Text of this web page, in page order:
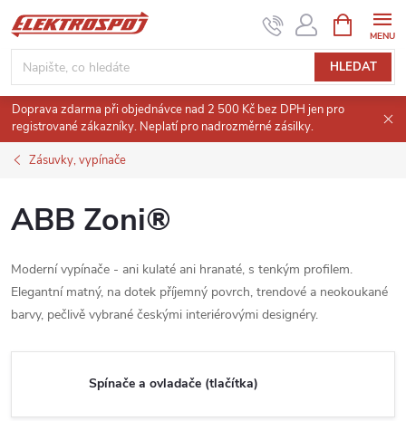
Přejít
na
obsah
HLEDAT
NÁKUPNÍ
KOŠÍK
Doprava zdarma při objednávce nad 2 500 Kč bez DPH jen pro
registrované zákazníky. Neplatí pro nadrozměrné zásilky.
Zásuvky, vypínače
ABB Zoni®
Moderní vypínače - ani kulaté ani hranaté, s tenkým profilem.
Elegantní matný, na dotek příjemný povrch, trendové a neokoukané
barvy, pečlivě vybrané českými interiérovými designéry.
Spínače a ovladače (tlačítka)